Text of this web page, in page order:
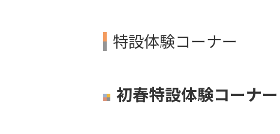
特設体験コーナー
初春特設体験コーナー